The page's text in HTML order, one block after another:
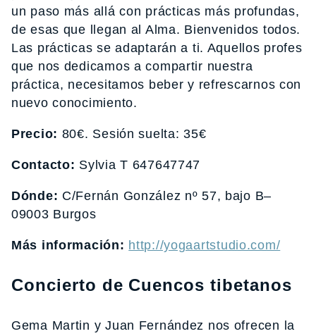
un paso más allá con prácticas más profundas,
de esas que llegan al Alma. Bienvenidos todos.
Las prácticas se adaptarán a ti. Aquellos profes
que nos dedicamos a compartir nuestra
práctica, necesitamos beber y refrescarnos con
nuevo conocimiento.
Precio: 80€. Sesión suelta: 35€
Contacto: Sylvia T 647647747
Dónde: C/Fernán González nº 57, bajo B–
09003 Burgos
Más información: http://yogaartstudio.com/
Concierto de Cuencos tibetanos
Gema Martin y Juan Fernández nos ofrecen la